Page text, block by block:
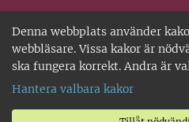
Denna webbplats använder
webbläsare. Vissa kakor är
ska fungera korrekt. Andra är
Hantera valbara kakor